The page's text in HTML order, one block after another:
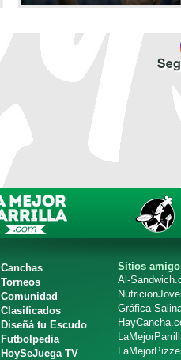
Canchas
Torneos
Comunidad
Clasificados
Diseñá tu Escudo
Futbolpedia
HoySeJuega TV
Sitios
Al-
Gráfica